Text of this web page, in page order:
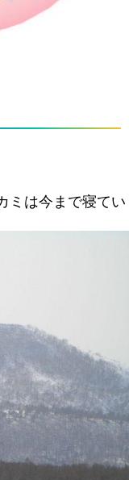
ミは今まで寝てい